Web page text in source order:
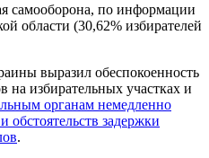
самооборона, по информации
области (30,62% избирателей
выразил обеспокоенность
на избирательных участках и
органам немедленно
обстоятельств задержки
.